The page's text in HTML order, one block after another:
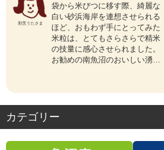
ぷぅさま
佐渡のお米は間違いのない美味
しさ。さらに冬はお米を研ぐの
が辛いので、無洗米は本当にあ
りがたいです。リピートしま
す。
かずさま
新築の際にご近所へのご挨拶用
に購入しました。新潟米でお味
も確か、見た目もおしゃれで、
手提げ袋もつけてくださってい
るので大変助かりました!
割烹うたさま
袋から米びつに移す際、綺麗な
白い砂浜海岸を連想させられる
ほど、おもわず手にとってみた
米粒は、とてもさらさらで精米
の技量に感心させられました。
お勧めの南魚沼のおいしい湧き
sweet.jcさま
毎年の新米は夫の誕生日まで待
ってからの注文です。美味しさ
に笑顔がこぼれます♪ 今年も塩沢
産をいただけることに感謝で
す。価格が高騰しようがこの
「旨
ます。
lalaさま
甘さもありとても美味しくいた
だきました。送料込みが他店と
の違いで感謝です。
azさま
両親におくりました。「到着し
て、早々に食べました。美味で
す。」とメールが届き、よかっ
たなと思いました。
くりぼうさま
新之助の新米、待ってました〜!
やっぱりつやつやで美味しい。
美味しいお米食べると幸せ
ありちゃんさま
前回からの早めの購入。我が家
の米が気に入ったか!娘が帰省時
にお米3kgを持って帰りました。
重いのに…と言うと、美味しい
ものは重くても運べる!とリュッ
クに入れて帰りました。これか
うめちゃんさま
いつもおいしいお米をありがと
うございます。安心安全にいた
だけて大満足です。
くさま
冷えても美味しいのでお弁当に
も良いです。 本当に美味しい
お米です、
azさま
両親に送りました。新潟のお米
はやっぱり美味しいと言ってい
ました。
佐知子さま
定期便で購入している「いなほ
んぽオリジナルの魚沼産コシヒ
カリ」が無くなりそうだったの
で、こちらの商品を追加で購入
しました。味はもちろん美味し
くて満足です。定期便を利用し
ありちゃんさま
来客があり、頑張って夕食を作
りました。お米料理として簡単
巻きずしを作ったのですが、す
ごく美味しいと言われました!お
米の味が全然違う!と言い、残っ
た巻きずしを全部お持ち帰りし
お米好きママさま
こちらの商品を初めて購入しま
した。早速炊いてみましたが、
炊き上がりのお米がすごくつや
つやしていて、光っていまし
た。とても美味しくて、家族大
満足でした。また購入したいと
かずさま
初めてこちらの商品を購入しま
した。やや大きめの粒でつやつ
やに炊き上がりました。香りも
良くお米一粒一粒が立ってい
て、口に運ぶともちもちした食
感と甘みが同時に感じられまし
...
ゆうきさま
初めて購入させていただきまし
た。ツヤが良く、冷えても美味
しく、家族みんなで美味しくい
ただきました。
かずさま
新之助の炊き上がりは、真っ
白、お米一粒一粒が立ってい
て、甘く香ばしい豊かな香りが
します。お茶碗に盛ってもつや
つやです。まずひとくち。口の
中で甘みが広がりもちもちした
マイスタリンさま
”朱鷺米、知らなかったよ! ”と、
数年前父が入院していた当時そ
この病院で、栄養管理士さん
に、「パンよりも、ごはんの方
が良いな。」と一言言ったのを
皮切りに、朱鷺米のことが、話
くまさま
うまい
かずさま
ケンベイのお米を数種類利用し
ています。商品の袋を開けると
いつも真っ白な粒の揃ったお米
が入っています。お米を研ぐと
きのワクワク、炊きあがって炊
飯器の蓋を開けるときのドキド
獅子座の男さま
迅速な対応ありがとうございま
した。さすがに新潟産こしひか
りは味わいが全く違うと驚きま
した。またリピートさせていた
だきます。
ぷぅさま
新潟のお米はどれも美味しいの
に、現在我が家では1番人気のお
米です。
炊き立てが美味しいのはもちろ
ん、一度冷凍したあとに温めな
おして食べるおにぎりも絶品で
くまさま
美味しい
ひまわりさま
美味しいお米…と家族で喜んで
おります。発送も早く助かりま
す。いつもありがとうございま
す。
あさま
新潟米の中でも一番美味しいと
感じるお米です。商品を10月に
購入いたしました。また購入い
たします。美味しくいただきま
した!
ありちゃんさま
今年初の購入です。昨年、年度
末は知人たちから他産地のお米
をもらい、ラッキ-!と思い食べま
した。それなりに美味しいお米
でした。
でもなんか違う…私の好きなお
米が食べれ...
ありちゃんさま
お友だちを呼んで手巻き寿司パ
ーティ-をしたところ、頑張って
買った新鮮なお魚よりもご飯の
美味しさをほめてもらいました!
どこのお米?美味しいわ!佐渡産の
お米って知らなかったわ…と。
ルーさま
今年も待ちに待った新米、土鍋
で炊いておこげを少し作って食
べました。蓋を開けた時のお米
の香りが何とも言えず、粘りす
ぎず、程よい硬さでさっぱりし
た甘さのこしいぶきがすごく好
ちぃさま
佐渡産のこちらのお米を定期的
に購入しております。土鍋で炊
くとお米がつやつやしていて、
甘味もあり本当に美味しくいた
だいております。今後も購入し
たいと思います!
ありちゃんさま
浮気!?して、他の安いお米を買っ
てみましたがダメでした。本当
に美味しいお米は炊いただけの
ご飯でもパクパク食べれます
ね。美味しく食べて健康維持!こ
の猛暑を乗り切りたいです。
カテゴリー